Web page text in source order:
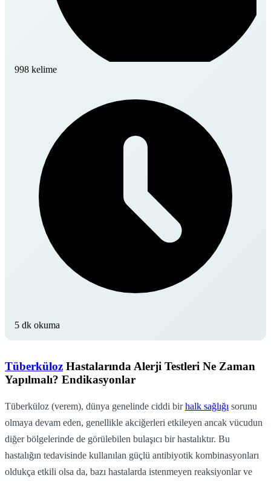
998 kelime
5 dk okuma
Tüberküloz Hastalarında Alerji Testleri Ne Zaman
Yapılmalı? Endikasyonlar
Tüberküloz (verem), dünya genelinde ciddi birhalk sağlığı sorunu
olmaya devam eden, genellikle akciğerleri etkileyen ancak vücudun
diğer bölgelerinde de görülebilen bulaşıcı bir hastalıktır. Bu
hastalığın tedavisinde kullanılan güçlü antibiyotik kombinasyonları
oldukça etkili olsa da, bazı hastalarda istenmeyen reaksiyonlar ve